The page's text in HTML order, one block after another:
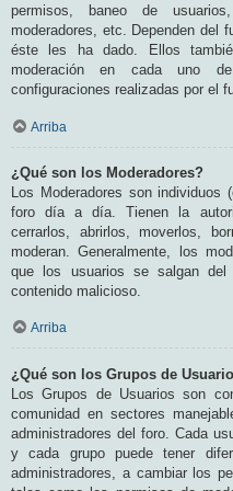
permisos, baneo de
moderadores, etc. Dependen del
éste les ha dado. Ellos
moderación en cada uno
configuraciones realizadas por el
Arriba
¿Qué son los Moderadores?
Los Moderadores son individuos
foro día a día. Tienen la
cerrarlos, abrirlos, moverlos,
moderan. Generalmente, los
que los usuarios se salgan
contenido malicioso.
Arriba
¿Qué son los Grupos de
Los Grupos de Usuarios son
comunidad en sectores
administradores del foro. Cada
y cada grupo puede tener
administradores, a cambiar los